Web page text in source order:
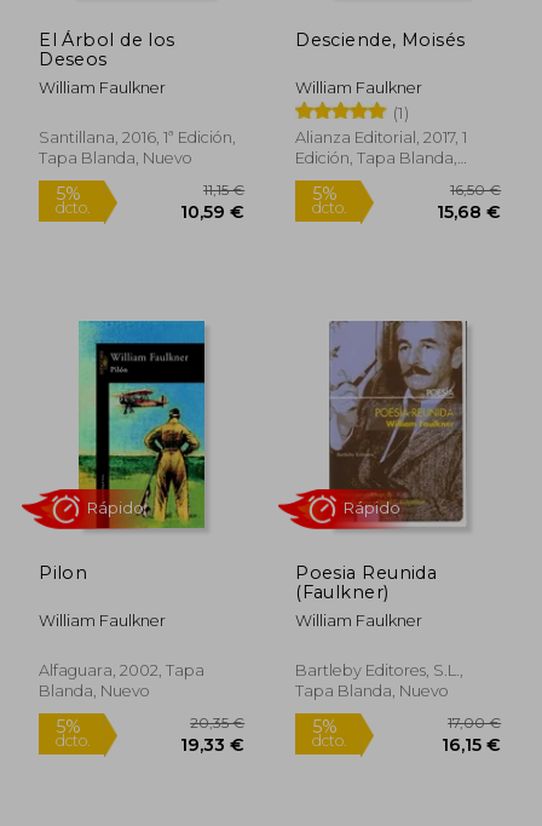
5%
dcto.
5%
dcto.
El Árbol de los
Deseos
William Faulkner
Santillana, 2016, 1ª Edición,
Tapa Blanda, Nuevo
Desciende, Moisés
William Faulkner
(1)
Alianza Editorial, 2017, 1
Edición, Tapa Blanda,
Nuevo
Pilon
William Faulkner
Alfaguara, 2002, Tapa
Blanda, Nuevo
Poesia Reunida
(Faulkner)
William Faulkner
Bartleby Editores, S.l.,
Tapa Blanda, Nuevo